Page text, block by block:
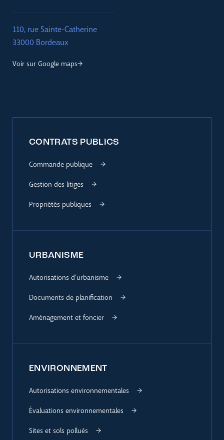
110, rue Sainte-Catherine
33000 Bordeaux
Voir sur Google maps
CONTRATS PUBLICS
Commande publique
Gestion des litiges
Propriétés publiques
URBANISME
Autorisations d’urbanisme
Documents de planification
Aménagement et foncier
ENVIRONNEMENT
Autorisations environnementales
Évaluations environnementales
Sites et sols pollués